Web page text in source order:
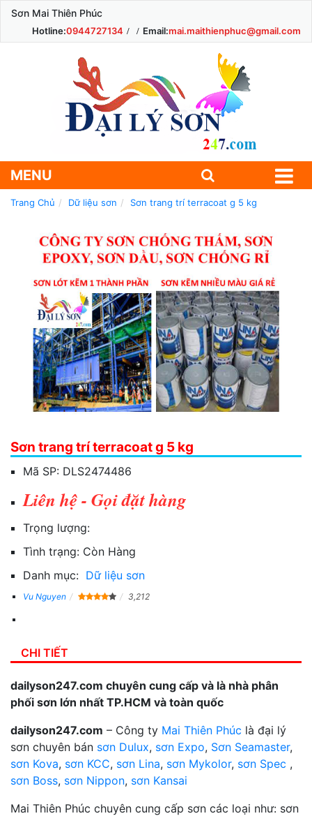
Sơn Mai Thiên Phúc
Hotline:0944727134 Email:mai.maithienphuc@gmail.com
MENU
Trang Chủ Dữ liệu sơn Sơn trang trí terracoat g 5 kg
Sơn trang trí terracoat g 5 kg
Mã SP: DLS2474486
Liên hệ - Gọi đặt hàng
Trọng lượng:
Tình trạng: Còn Hàng
Danh mục: Dữ liệu sơn
Vu Nguyen 3,212
CHI TIẾT
dailyson247.com chuyên cung cấp và là nhà phân
phối sơn lớn nhất TP.HCM và toàn quốc
dailyson247.com – Công ty Mai Thiên Phúc là đại lý
sơn chuyên bán sơn Dulux, sơn Expo, Sơn Seamaster,
sơn Kova, sơn KCC, sơn Lina, sơn Mykolor, sơn Spec ,
sơn Boss, sơn Nippon, sơn Kansai
Mai Thiên Phúc chuyên cung cấp sơn các loại như: sơn